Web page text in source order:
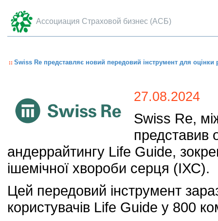
Ассоциация Страховой бизнес (АСБ)
Swiss Re представляє новий передовий інструмент для оцінки
27.08.2024
Swiss Re,
представив
андеррайтингу Life Guide,
ішемічної хвороби серця (ІХС).
Цей передовий інструмент
користувачів Life Guide у 800